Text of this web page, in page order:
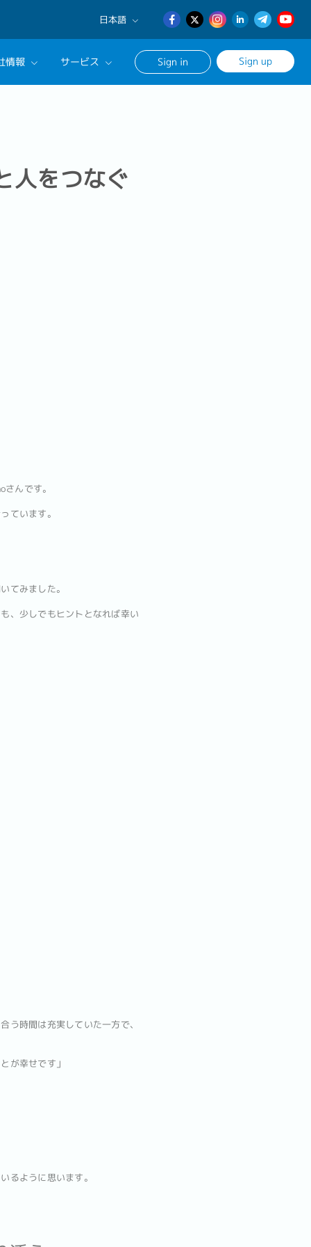
日本語
English
日本語
情報 サービス
ルタントに相談する
Sign in Sign up
人をつなぐ
んです。
ています。
てみました。
、少しでもヒントとなれば幸い
う時間は充実していた一方で、
が幸せです」
るように思います。